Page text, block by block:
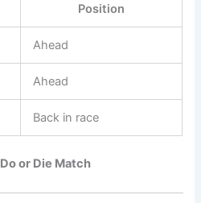
Position
Ahead
Ahead
Back in race
Do or Die Match